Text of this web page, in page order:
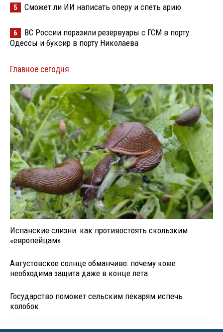
5 Сможет ли ИИ написать оперу и спеть арию
6
ВС России поразили резервуары с ГСМ в порту
Одессы и буксир в порту Николаева
Главное сегодня
Испанские слизни: как противостоять скользким
«европейцам»
Августовское солнце обманчиво: почему коже
необходима защита даже в конце лета
Государство поможет сельским пекарям испечь
колобок